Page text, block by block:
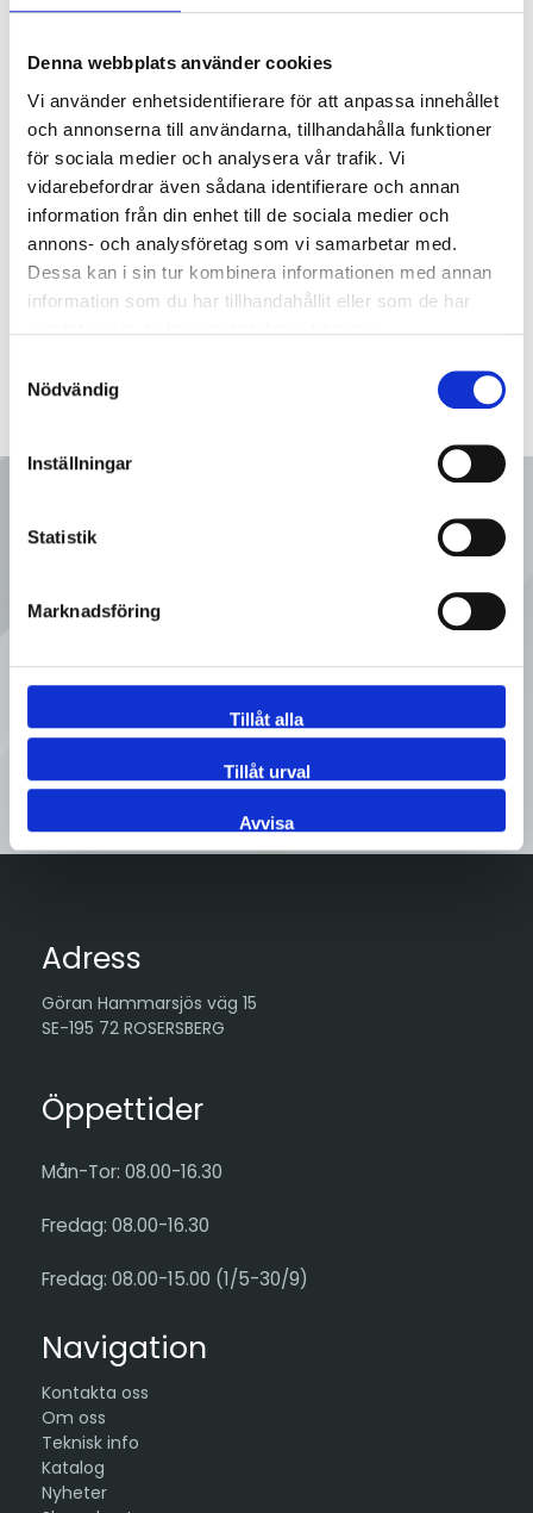
Denna webbplats använder cookies
Vi använder enhetsidentifierare för att anpassa innehållet
och annonserna till användarna, tillhandahålla funktioner
för sociala medier och analysera vår trafik. Vi
vidarebefordrar även sådana identifierare och annan
information från din enhet till de sociala medier och
annons- och analysföretag som vi samarbetar med.
Dessa kan i sin tur kombinera informationen med annan
information som du har tillhandahållit eller som de har
Nödvändig
Inställningar
Statistik
Marknadsföring
Tillåt alla
Tillåt urval
Avvisa
A=7.0
B=167.0
C=155.0
Ring oss
08 - 92 80 80
Tveka inte att kontakta oss på
Sveflow, du är alltid välkommen!
Kontakta oss
Adress
Göran Hammarsjös väg 15
SE-195 72 ROSERSBERG
Öppettider
Mån-Tor: 08.00-16.30
Fredag: 08.00-16.30
Fredag: 08.00-15.00 (1/5-30/9)
Navigation
Kontakta oss
Om oss
Teknisk info
Katalog
Nyheter